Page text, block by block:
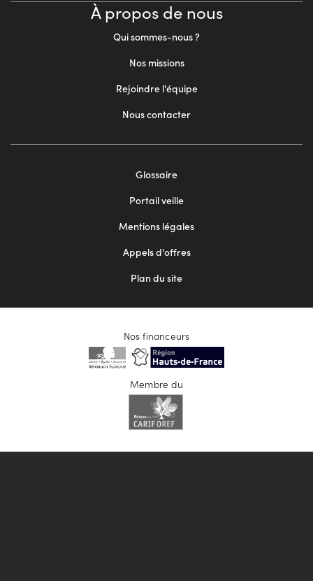
À propos de nous
Qui sommes-nous ?
Nos missions
Rejoindre l'équipe
Nous contacter
Glossaire
Portail veille
Mentions légales
Appels d'offres
Plan du site
Nos financeurs
Membre du